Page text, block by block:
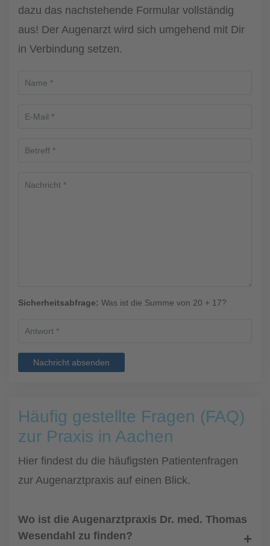
dazu das nachstehende Formular vollständig
aus! Der Augenarzt wird sich umgehend mit Dir
in Verbindung setzen.
Sicherheitsabfrage: Was ist die Summe von 20 + 17?
Nachricht absenden
Häufig gestellte Fragen (FAQ)
zur Praxis in Aachen
Hier findest du die häufigsten Patientenfragen
zur Augenarztpraxis auf einen Blick.
Wo ist die Augenarztpraxis Dr. med. Thomas
Wesendahl zu finden?